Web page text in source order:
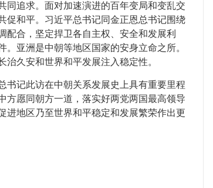
追求。面对加速演进的百年变局和变乱交
促和平。习近平总书记同金正恩总书记围绕
配合，坚定捍卫各自主权、安全和发展利
亚洲是中朝等地区国家的安身立命之所。
久安和世界和平发展注入稳定性。
记此访在中朝关系发展史上具有重要里程
方愿同朝方一道，落实好两党两国最高领导
进地区乃至世界和平稳定和发展繁荣作出更